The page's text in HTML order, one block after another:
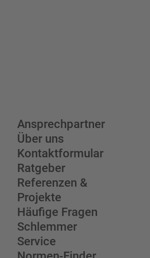
Ansprechpartner
Über uns
Kontaktformular
Ratgeber
Referenzen &
Projekte
Häufige Fragen
Schlemmer
Service